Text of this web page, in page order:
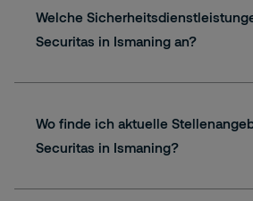
Welche
Securitas in Ismaning an?
Wo finde ich aktuelle
Securitas in Ismaning?